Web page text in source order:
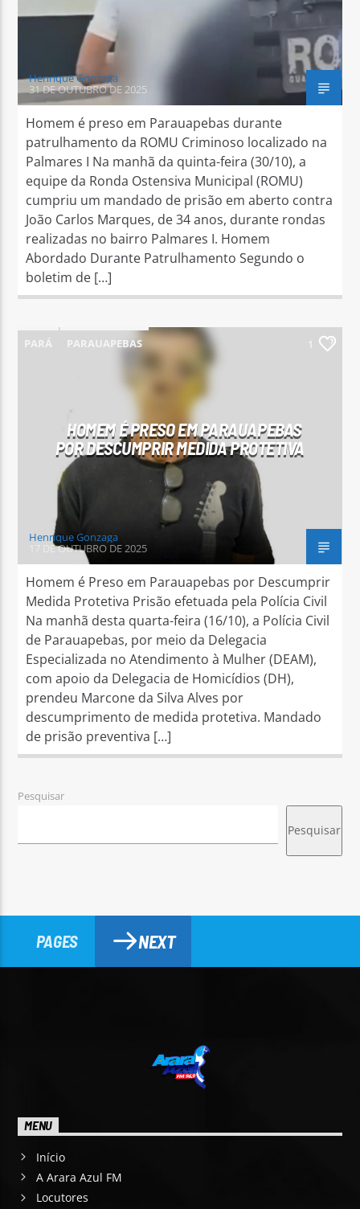
Henrique Gonzaga
31 DE OUTUBRO DE 2025
Homem é preso em Parauapebas durante
patrulhamento da ROMU Criminoso localizado na
Palmares I Na manhã da quinta-feira (30/10), a
equipe da Ronda Ostensiva Municipal (ROMU)
cumpriu um mandado de prisão em aberto contra
João Carlos Marques, de 34 anos, durante rondas
realizadas no bairro Palmares I. Homem
Abordado Durante Patrulhamento Segundo o
boletim de […]
PARÁ PARAUAPEBAS 1
HOMEM É PRESO EM PARAUAPEBAS
POR DESCUMPRIR MEDIDA PROTETIVA
Henrique Gonzaga
17 DE OUTUBRO DE 2025
Homem é Preso em Parauapebas por Descumprir
Medida Protetiva Prisão efetuada pela Polícia Civil
Na manhã desta quarta-feira (16/10), a Polícia Civil
de Parauapebas, por meio da Delegacia
Especializada no Atendimento à Mulher (DEAM),
com apoio da Delegacia de Homicídios (DH),
prendeu Marcone da Silva Alves por
descumprimento de medida protetiva. Mandado
de prisão preventiva […]
Pesquisar
Pesquisar
PAGES NEXT
MENU
Início
A Arara Azul FM
Locutores